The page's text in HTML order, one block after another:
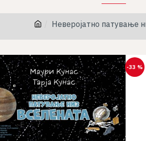
Неверојатно патување
-33 %